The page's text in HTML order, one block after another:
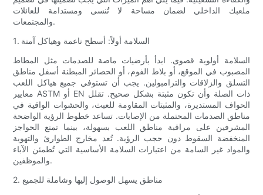
ملعبك الداخلي لضمان مساحة لا تُنسى ومستدامة للعائلات
والمجتمعات.
1. السلامة أولاً: أسطح ناعمة وهياكل آمنة
السلامة أولوية قصوى. ابدأ بأرضيات ماصة للصدمات مثل المطاط
المصبوب في الموقع، أو بلاط الفوم، أو الحصائر المبطنة أسفل مناطق
التسلق والزلاقات والترامبولين. يجب أن تستوفي جميع هياكل اللعب
معايير ASTM أو EN ذات الصلة وأن تكون مثبتة بشكل صحيح. تقلل
الحواف المستديرة، والمثبتات المقاومة للعبث، والحشوات الواقية في
مناطق الصدمات المحتملة من الإصابات. تساعد خطوط الرؤية الواضحة
المشرفين على مراقبة مناطق اللعب بسهولة، بينما تمنع الحواجز
المنخفضة السقوط دون حجب الرؤية. تُعد مخارج الطوارئ والتهوية
والمواد غير السامة من اعتبارات السلامة الأساسية التي تُطمئن الآباء
والموظفين.
2. مناطق يسهل الوصول إليها وشاملة للجميع